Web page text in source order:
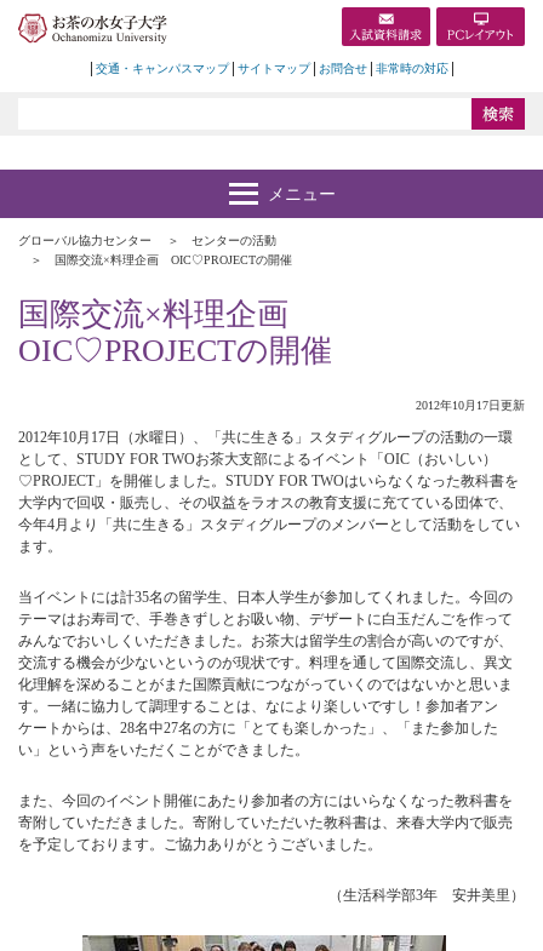
交通・キャンパスマップ サイトマップ お問合せ 非常時の対応
グローバル協力センター
センターの活動
国際交流×料理企画 OIC♡PROJECTの開催
国際交流×料理企画
OIC♡PROJECTの開催
2012年10月17日更新
2012年10月17日（水曜日）、「共に生きる」スタディグループの活動の一環
として、STUDY FOR TWOお茶大支部によるイベント「OIC（おいしい）
♡PROJECT」を開催しました。STUDY FOR TWOはいらなくなった教科書を
大学内で回収・販売し、その収益をラオスの教育支援に充てている団体で、
今年4月より「共に生きる」スタディグループのメンバーとして活動をしてい
ます。
当イベントには計35名の留学生、日本人学生が参加してくれました。今回の
テーマはお寿司で、手巻きずしとお吸い物、デザートに白玉だんごを作って
みんなでおいしくいただきました。お茶大は留学生の割合が高いのですが、
交流する機会が少ないというのが現状です。料理を通して国際交流し、異文
化理解を深めることがまた国際貢献につながっていくのではないかと思いま
す。一緒に協力して調理することは、なにより楽しいですし！参加者アン
ケートからは、28名中27名の方に「とても楽しかった」、「また参加した
い」という声をいただくことができました。
また、今回のイベント開催にあたり参加者の方にはいらなくなった教科書を
寄附していただきました。寄附していただいた教科書は、来春大学内で販売
を予定しております。ご協力ありがとうございました。
（生活科学部3年 安井美里）